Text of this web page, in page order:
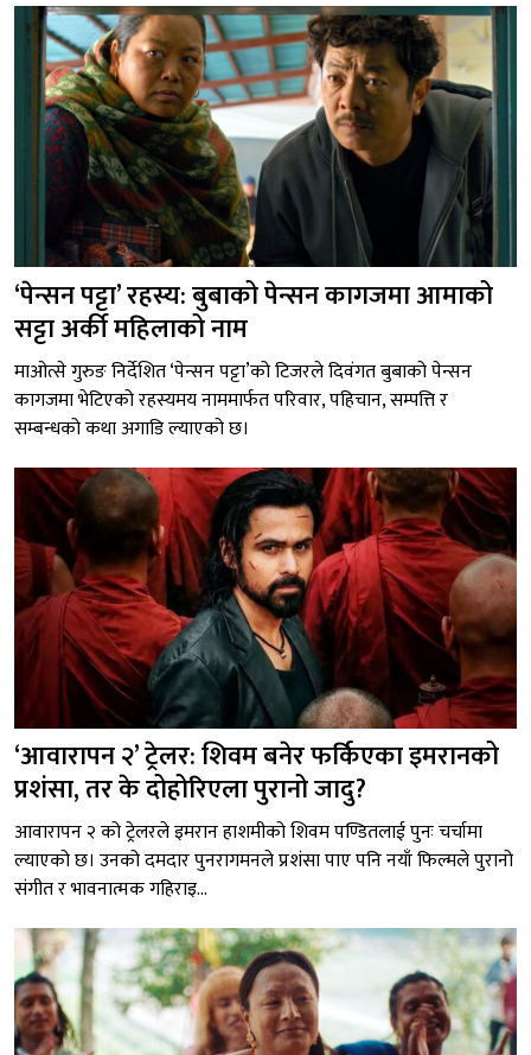
‘पेन्सन पट्टा’ रहस्य: बुबाको पेन्सन कागजमा आमाको
सट्टा अर्की महिलाको नाम
माओत्से गुरुङ निर्देशित ‘पेन्सन पट्टा’को टिजरले दिवंगत बुबाको पेन्सन
कागजमा भेटिएको रहस्यमय नाममार्फत परिवार, पहिचान, सम्पत्ति र
सम्बन्धको कथा अगाडि ल्याएको छ।
‘आवारापन २’ ट्रेलर: शिवम बनेर फर्किएका इमरानको
प्रशंसा, तर के दोहोरिएला पुरानो जादु?
आवारापन २ को ट्रेलरले इमरान हाशमीको शिवम पण्डितलाई पुनः चर्चामा
ल्याएको छ। उनको दमदार पुनरागमनले प्रशंसा पाए पनि नयाँ फिल्मले पुरानो
संगीत र भावनात्मक गहिराइ...